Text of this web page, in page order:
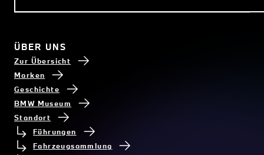
ÜBER UNS
Zur Übersicht
Marken
Geschichte
BMW Museum
Standort
Führungen
Fahrzeugsammlung